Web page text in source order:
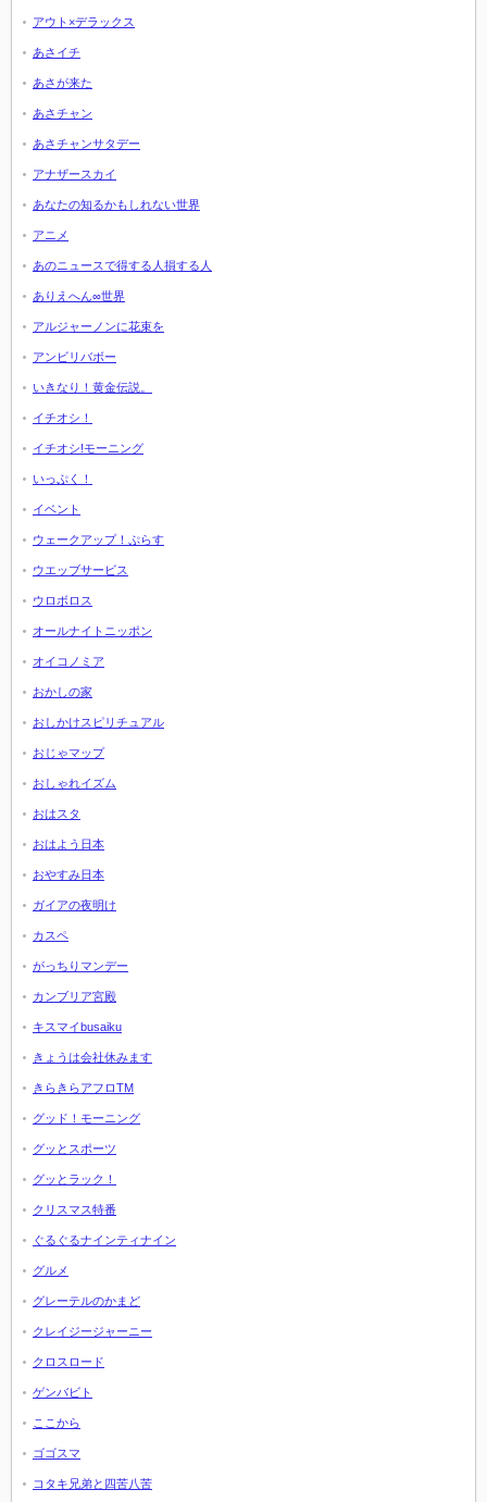
アウト×デラックス
あさイチ
あさが来た
あさチャン
あさチャンサタデー
アナザースカイ
あなたの知るかもしれない世界
アニメ
あのニュースで得する人損する人
ありえへん∞世界
アルジャーノンに花束を
アンビリバボー
いきなり！黄金伝説。
イチオシ！
イチオシ!モーニング
いっぷく！
イベント
ウェークアップ！ぷらす
ウエッブサービス
ウロボロス
オールナイトニッポン
オイコノミア
おかしの家
おしかけスピリチュアル
おじゃマップ
おしゃれイズム
おはスタ
おはよう日本
おやすみ日本
ガイアの夜明け
カスペ
がっちりマンデー
カンブリア宮殿
キスマイbusaiku
きょうは会社休みます
きらきらアフロTM
グッド！モーニング
グッとスポーツ
グッとラック！
クリスマス特番
ぐるぐるナインティナイン
グルメ
グレーテルのかまど
クレイジージャーニー
クロスロード
ゲンバビト
ここから
ゴゴスマ
コタキ兄弟と四苦八苦